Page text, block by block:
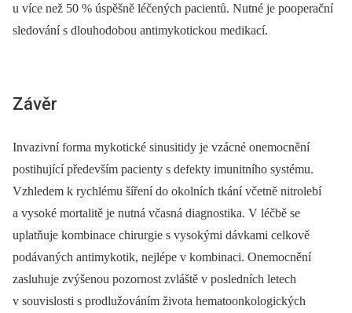
u více než 50 % úspěšně léčených pacientů. Nutné je pooperační
sledování s dlouhodobou antimykotickou medikací.
Závěr
Invazivní forma mykotické sinusitidy je vzácné onemocnění
postihující především pacienty s defekty imunitního systému.
Vzhledem k rychlému šíření do okolních tkání včetně nitrolebí
a vysoké mortalitě je nutná včasná diagnostika. V léčbě se
uplatňuje kombinace chirurgie s vysokými dávkami celkově
podávaných antimykotik, nejlépe v kombinaci. Onemocnění
zasluhuje zvýšenou pozornost zvláště v posledních letech
v souvislosti s prodlužováním života hematoonkologických